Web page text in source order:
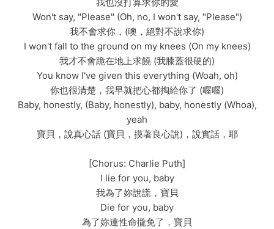
Won't say, "Please" (Oh, no, I won't say, "Please")
我不會求你，(噢，絕對不說求你)
I won't fall to the ground on my knees (On my knees)
我才不會跪在地上求饒 (我膝蓋很硬的)
You know I've given this everything (Woah, oh)
你也很清楚，我早就把心都掏給你了 (喔喔)
Baby, honestly, (Baby, honestly), baby, honestly (Whoa),
yeah
寶貝，說真心話 (寶貝，摸著良心說)，說實話，耶
[Chorus: Charlie Puth]
I lie for you, baby
我為了妳說謊，寶貝
Die for you, baby
為了妳連性命攏免了，寶貝